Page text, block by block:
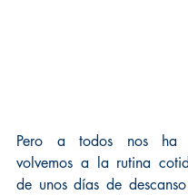
Pero a todos nos ha
volvemos a la rutina
de unos días de